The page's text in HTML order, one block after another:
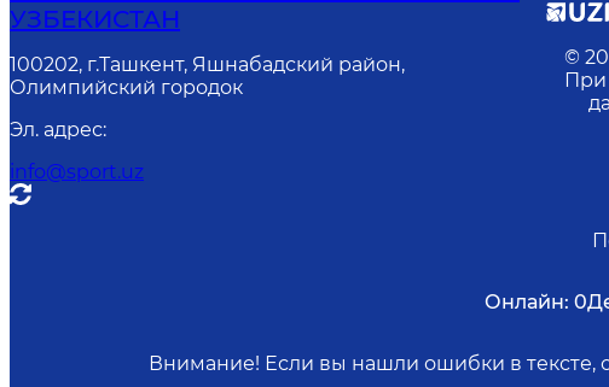
УЗБЕКИСТАН
100202, г.Ташкент, Яшнабадский район,
Олимпийский городок
Эл. адрес:
info@sport.uz
©
При
Онлайн: 0
Внимание! Если вы нашли ошибки в тексте,